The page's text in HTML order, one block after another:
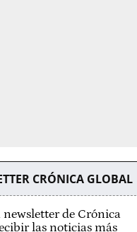
CRÓNICA GLOBAL
de Crónica
las noticias más